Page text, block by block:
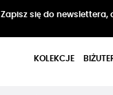
Zapisz się do newslettera,
KOLEKCJE